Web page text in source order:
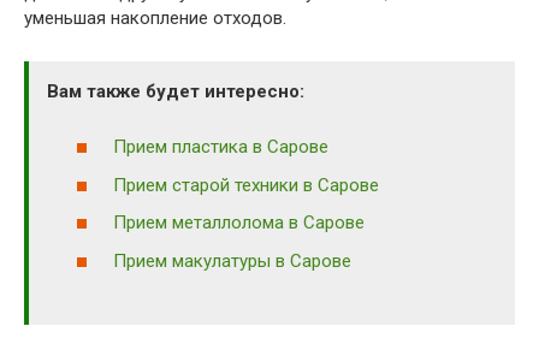
уменьшая накопление отходов.
Вам также будет интересно:
Прием пластика в Сарове
Прием старой техники в Сарове
Прием металлолома в Сарове
Прием макулатуры в Сарове